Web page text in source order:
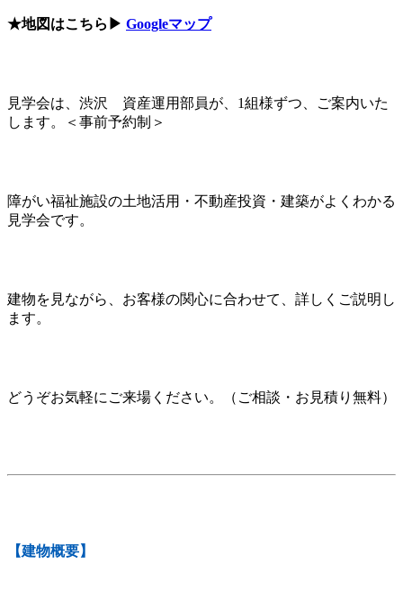
★地図はこちら▶ Googleマップ
見学会は、渋沢 資産運用部員が、1組様ずつ、ご案内いた
します。＜事前予約制＞
障がい福祉施設の土地活用・不動産投資・建築がよくわかる
見学会です。
建物を見ながら、お客様の関心に合わせて、詳しくご説明し
ます。
どうぞお気軽にご来場ください。（ご相談・お見積り無料）
【建物概要】